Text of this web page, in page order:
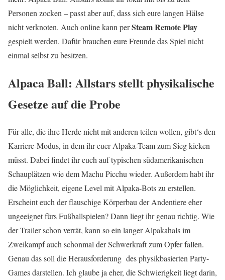
Personen zocken – passt aber auf, dass sich eure langen Hälse
nicht verknoten. Auch online kann perSteam Remote Play
gespielt werden. Dafür brauchen eure Freunde das Spiel nicht
einmal selbst zu besitzen.
Alpaca Ball: Allstars stellt physikalische
Gesetze auf die Probe
Für alle, die ihre Herde nicht mit anderen teilen wollen, gibt‘s den
Karriere-Modus, in dem ihr euer Alpaka-Team zum Sieg kicken
müsst. Dabei findet ihr euch auf typischen südamerikanischen
Schauplätzen wie dem Machu Picchu wieder. Außerdem habt ihr
die Möglichkeit, eigene Level mit Alpaka-Bots zu erstellen.
Erscheint euch der flauschige Körperbau der Andentiere eher
ungeeignet fürs Fußballspielen? Dann liegt ihr genau richtig. Wie
der Trailer schon verrät, kann so ein langer Alpakahals im
Zweikampf auch schonmal der Schwerkraft zum Opfer fallen.
Genau das soll die Herausforderung des physikbasierten Party-
Games darstellen. Ich glaube ja eher, die Schwierigkeit liegt darin,